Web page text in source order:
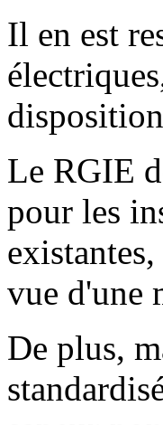
Il en est
Le RGIE
pour les
vue d'une
De plus,